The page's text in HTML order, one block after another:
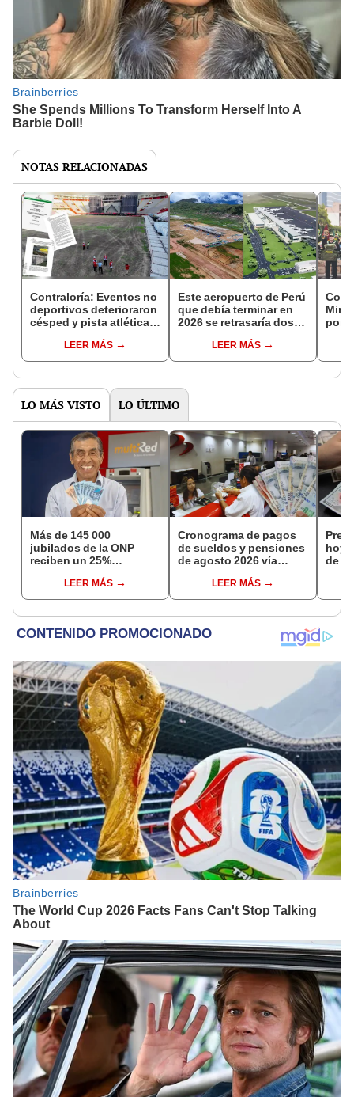
NOTAS RELACIONADAS
Contraloría: Eventos no
deportivos deterioraron
césped y pista atlética
LEER MÁS
Este aeropuerto de Perú
que debía terminar en
2026 se retrasaría dos
alerta Contraloría
LEER MÁS
por
LO MÁS VISTO LO ÚLTIMO
Más de 145 000
jubilados de la ONP
reciben un 25%
en agostoLEER MÁS
Cronograma de pagos
de sueldos y pensiones
de agosto 2026 vía
conoce las fechas de
depósito
LEER MÁS
hoy,
de